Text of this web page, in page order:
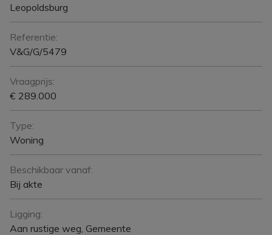
Leopoldsburg
Referentie:
V&G/G/5479
Vraagprijs:
€ 289.000
Type:
Woning
Beschikbaar vanaf:
Bij akte
Ligging:
Aan rustige weg, Gemeente